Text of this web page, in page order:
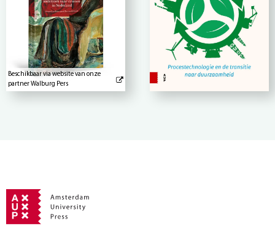
Beschikbaar via website van onze
partner Walburg Pers